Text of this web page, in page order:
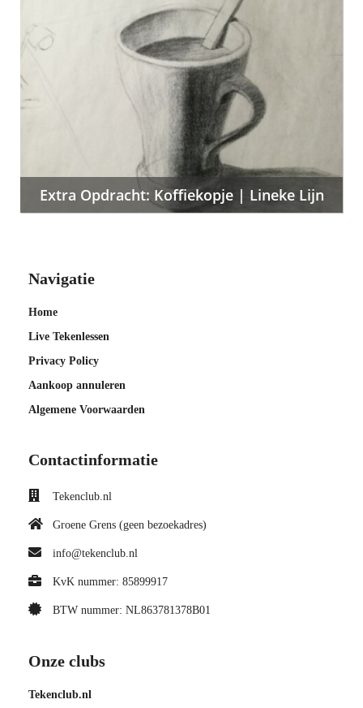
Extra Opdracht: Koffiekopje | Lineke Lijn
Navigatie
Home
Live Tekenlessen
Privacy Policy
Aankoop annuleren
Algemene Voorwaarden
Contactinformatie
Tekenclub.nl
Groene Grens (geen bezoekadres)
info@tekenclub.nl
KvK nummer: 85899917
BTW nummer: NL863781378B01
Onze clubs
Tekenclub.nl